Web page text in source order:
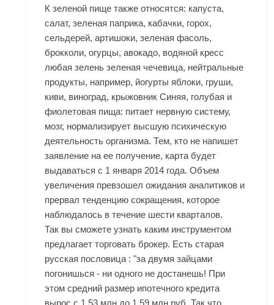
К зеленой пище также относятся: капуста,
салат, зеленая паприка, кабачки, горох,
сельдерей, артишоки, зеленая фасоль,
брокколи, огурцы, авокадо, водяной кресс
любая зелень зеленая чечевица, нейтральные
продукты, например, йогурты яблоки, груши,
киви, виноград, крыжовник Синяя, голубая и
фиолетовая пища: питает нервную систему,
мозг, нормализирует высшую психическую
деятельность организма. Тем, кто не напишет
заявление на ее получение, карта будет
выдаваться с 1 января 2014 года. Объем
увеличения превзошел ожидания аналитиков и
прервал тенденцию сокращения, которое
наблюдалось в течение шести кварталов.
Так вы сможете узнать каким инструментом
предлагает торговать брокер. Есть старая
русская пословица : "за двумя зайцами
погонишься - ни одного не достанешь! При
этом средний размер ипотечного кредита
вырос с 1,53 млн до 1,59 млн руб. Так что